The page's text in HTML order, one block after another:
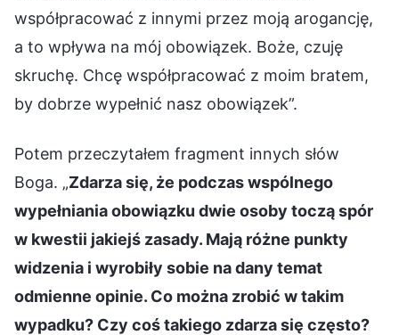
współpracować z innymi przez moją arogancję,
a to wpływa na mój obowiązek. Boże, czuję
skruchę. Chcę współpracować z moim bratem,
by dobrze wypełnić nasz obowiązek”.
Potem przeczytałem fragment innych słów
Boga. „Zdarza się, że podczas wspólnego
wypełniania obowiązku dwie osoby toczą spór
w kwestii jakiejś zasady. Mają różne punkty
widzenia i wyrobiły sobie na dany temat
odmienne opinie. Co można zrobić w takim
wypadku? Czy coś takiego zdarza się często?